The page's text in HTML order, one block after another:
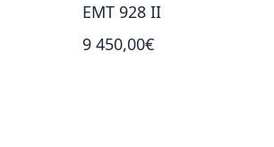
EMT 928 II
9 450,00€